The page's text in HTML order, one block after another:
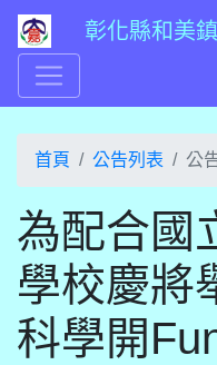
彰化縣和美
首頁 公告列表 公
為配合國
學校慶將
科學開